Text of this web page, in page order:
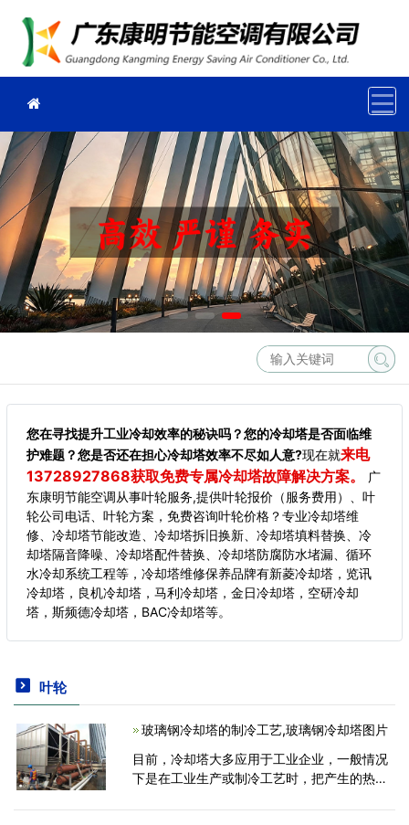
您在寻找提升工业冷却效率的秘诀吗？您的冷却塔是否面临维
护难题？您是否还在担心冷却塔效率不尽如人意?现在就来电
13728927868获取免费专属冷却塔故障解决方案。
广
东康明节能空调从事叶轮服务,提供叶轮报价（服务费用）、叶
轮公司电话、叶轮方案，免费咨询叶轮价格？专业冷却塔维
修、冷却塔节能改造、冷却塔拆旧换新、冷却塔填料替换、冷
却塔隔音降噪、冷却塔配件替换、冷却塔防腐防水堵漏、循环
水冷却系统工程等，冷却塔维修保养品牌有新菱冷却塔，览讯
冷却塔，良机冷却塔，马利冷却塔，金日冷却塔，空研冷却
塔，斯频德冷却塔，BAC冷却塔等。
叶轮
玻璃钢冷却塔的制冷工艺,玻璃钢冷却塔图片
目前，冷却塔大多应用于工业企业，一般情况
下是在工业生产或制冷工艺时，把产生的热量